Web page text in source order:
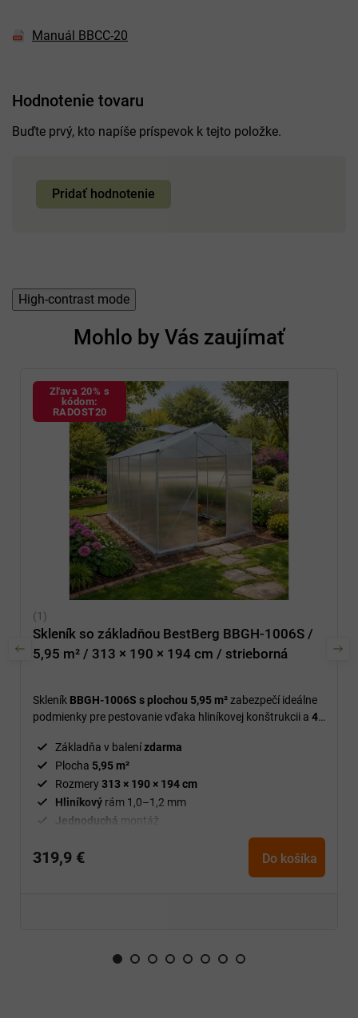
Farbačierna
Manuál BBCC-20
Hodnotenie tovaru
Buďte prvý, kto napíše príspevok k tejto položke.
Pridať hodnotenie
High-contrast mode
Mohlo by Vás zaujímať
Zľava 20% s
kódom:
RADOST20
Skleník so základňou BestBerg BBGH-1006S /
5,95 m² / 313 × 190 × 194 cm / strieborná
Skleník BBGH-1006S s plochou 5,95 m²zabezpečí ideálne
podmienky pre pestovanie vďaka hliníkovej konštrukcii a 4
Základňa v balenízdarma
Plocha 5,95 m²
Rozmery313 × 190 × 194 cm
Hliníkový rám 1,0–1,2 mm
Jednoduchá montáž
319,9 € Do košíka